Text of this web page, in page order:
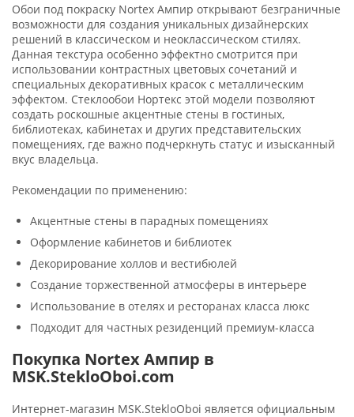
Обои под покраску Nortex Ампир открывают безграничные
возможности для создания уникальных дизайнерских
решений в классическом и неоклассическом стилях.
Данная текстура особенно эффектно смотрится при
использовании контрастных цветовых сочетаний и
специальных декоративных красок с металлическим
эффектом. Стеклообои Нортекс этой модели позволяют
создать роскошные акцентные стены в гостиных,
библиотеках, кабинетах и других представительских
помещениях, где важно подчеркнуть статус и изысканный
вкус владельца.
Рекомендации по применению:
Акцентные стены в парадных помещениях
Оформление кабинетов и библиотек
Декорирование холлов и вестибюлей
Создание торжественной атмосферы в интерьере
Использование в отелях и ресторанах класса люкс
Подходит для частных резиденций премиум-класса
Покупка Nortex Ампир в
MSK.StekloOboi.com
Интернет-магазин MSK.StekloOboi является официальным